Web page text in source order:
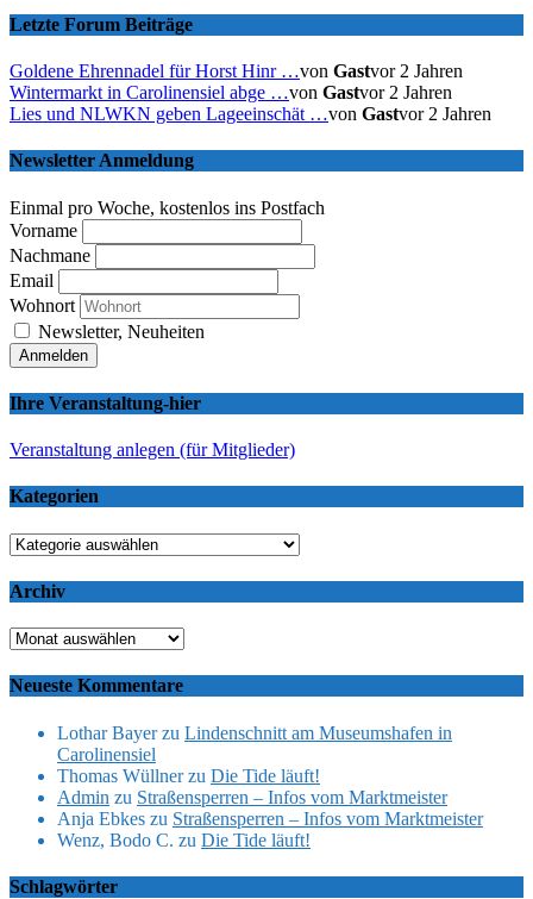
Letzte Forum Beiträge
Goldene Ehrennadel für Horst Hinr …von Gastvor 2 Jahren
Wintermarkt in Carolinensiel abge …von Gastvor 2 Jahren
Lies und NLWKN geben Lageeinschät …von Gastvor 2 Jahren
Newsletter Anmeldung
Einmal pro Woche, kostenlos ins Postfach
Vorname
Nachmane
Email
Wohnort
Newsletter, Neuheiten
Ihre Veranstaltung-hier
Veranstaltung anlegen (für Mitglieder)
Kategorien
Kategorien
Archiv
Archiv
Neueste Kommentare
Lothar Bayerzu Lindenschnitt am Museumshafen in
Carolinensiel
Thomas Wüllnerzu Die Tide läuft!
Admin zu Straßensperren – Infos vom Marktmeister
Anja Ebkes zu Straßensperren – Infos vom Marktmeister
Wenz, Bodo C. zu Die Tide läuft!
Schlagwörter